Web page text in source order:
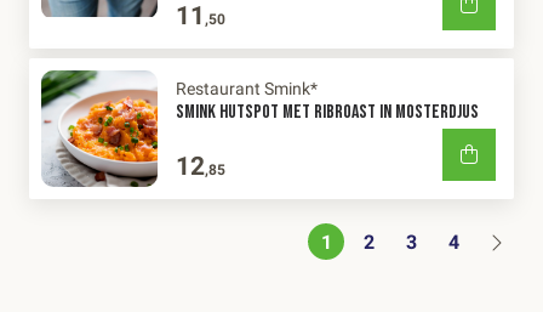
11 ,50
Restaurant Smink*
SMINK HUTSPOT MET RIBROAST IN MOSTERDJUS
12,85
1 2 3 4